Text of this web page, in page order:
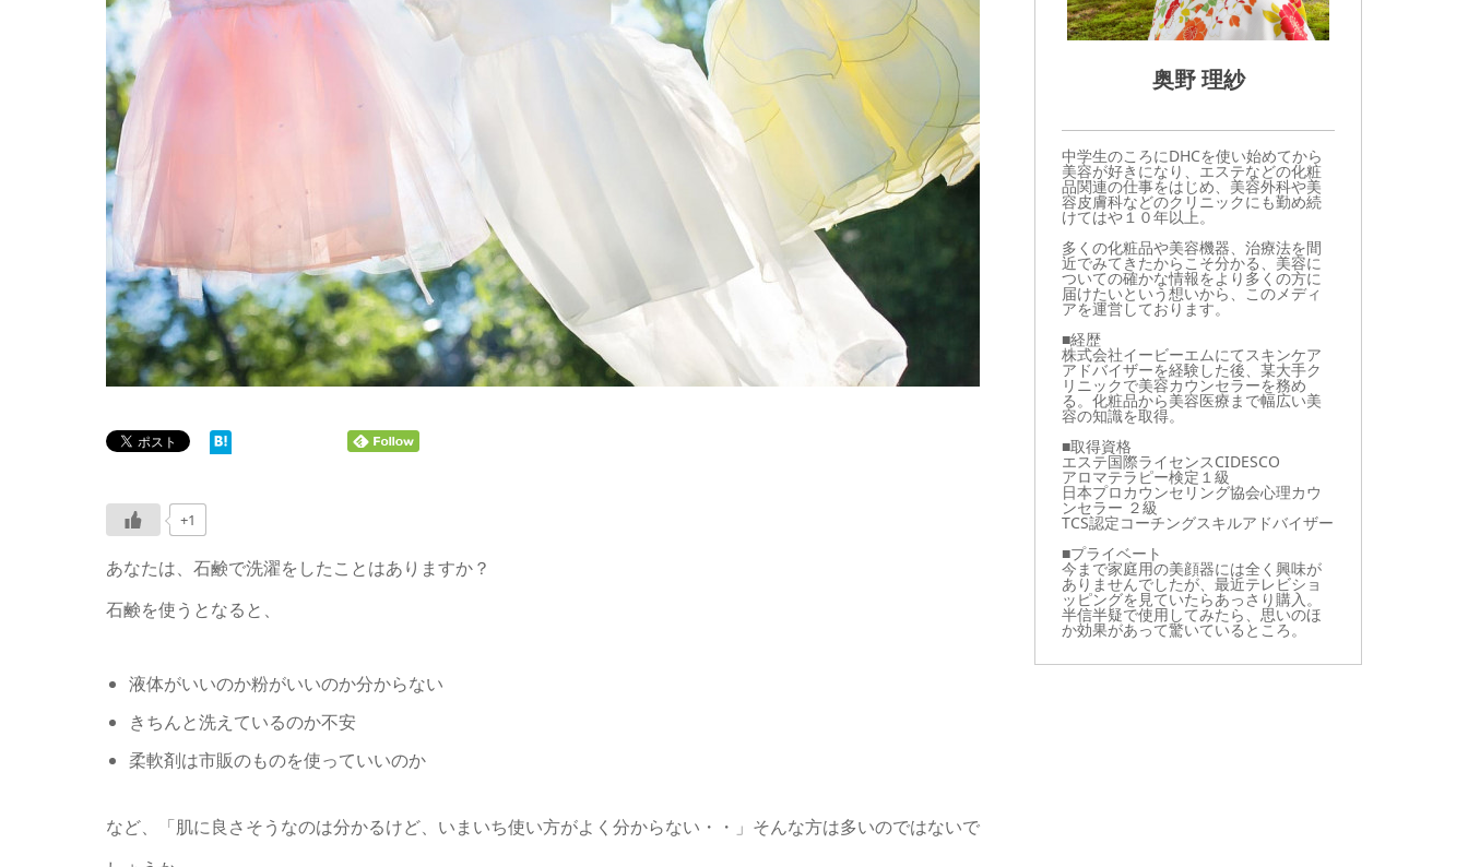
+1
あなたは、石鹸で洗濯をしたことはありますか？
石鹸を使うとなると、
液体がいいのか粉がいいのか分からない
きちんと洗えているのか不安
柔軟剤は市販のものを使っていいのか
など、「肌に良さそうなのは分かるけど、いまいち使い方がよく分からない・・」そんな方は多いのではないで
奥野 理紗
中学生のころにDHCを使い始めてから
美容が好きになり、エステなどの化粧
品関連の仕事をはじめ、美容外科や美
容皮膚科などのクリニックにも勤め続
けてはや１０年以上。
多くの化粧品や美容機器、治療法を間
近でみてきたからこそ分かる、美容に
ついての確かな情報をより多くの方に
届けたいという想いから、このメディ
アを運営しております。
■経歴
株式会社イービーエムにてスキンケア
アドバイザーを経験した後、某大手ク
リニックで美容カウンセラーを務め
る。化粧品から美容医療まで幅広い美
容の知識を取得。
■取得資格
エステ国際ライセンスCIDESCO
アロマテラピー検定１級
日本プロカウンセリング協会心理カウ
ンセラー ２級
TCS認定コーチングスキルアドバイザー
■プライベート
今まで家庭用の美顔器には全く興味が
ありませんでしたが、最近テレビショ
ッピングを見ていたらあっさり購入。
半信半疑で使用してみたら、思いのほ
か効果があって驚いているところ。